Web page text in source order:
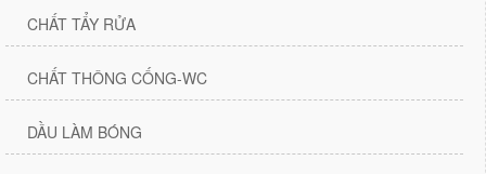
CHẤT TẨY RỬA
CHẤT THÔNG CỐNG-WC
DẦU LÀM BÓNG